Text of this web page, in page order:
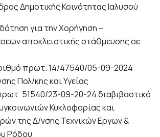
Δημοτικής Κοινότητας Ιαλυσού
για την Χορήγηση –
αποκλειστικής στάθμευσης σε
πρωτ. 14/47540/05-09-2024
Πολ/κης και Υγείας
51540/23-09-20-24 διαβιβαστικό
Κυκλοφορίας και
της Δ/νσης Τεχνικών Εργων &
Ρόδου